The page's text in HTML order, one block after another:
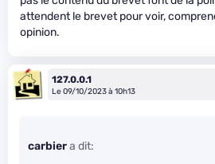
attendent le brevet pour voir,
opinion.
127.0.0.1
Le 09/10/2023 à 10h13
carbiera dit: